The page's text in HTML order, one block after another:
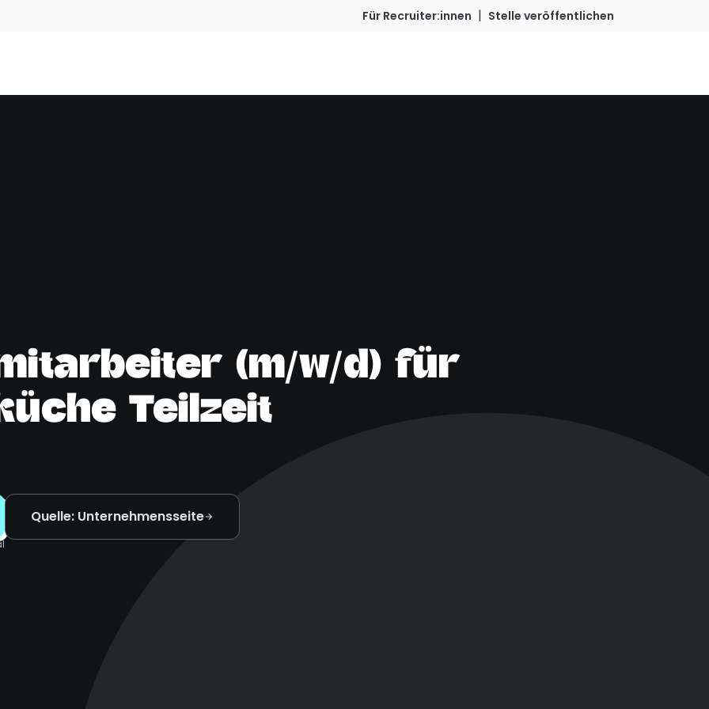
Für Recruiter:innen | Stelle veröffentlichen
(m/w/d) für
Teilzeit
Quelle: Unternehmensseite